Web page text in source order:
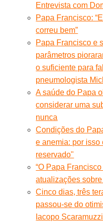
Entrevista com
Papa Francisco:
correu bem”
Papa Francisco e
parâmetros
o suficiente para
pneumologista
A saúde do Papa
considerar uma
nunca
Condições do
e anemia: por isso
reservado"
“O Papa
atualizações
Cinco dias, três
passou-se do
Iacopo Scaramuzzi